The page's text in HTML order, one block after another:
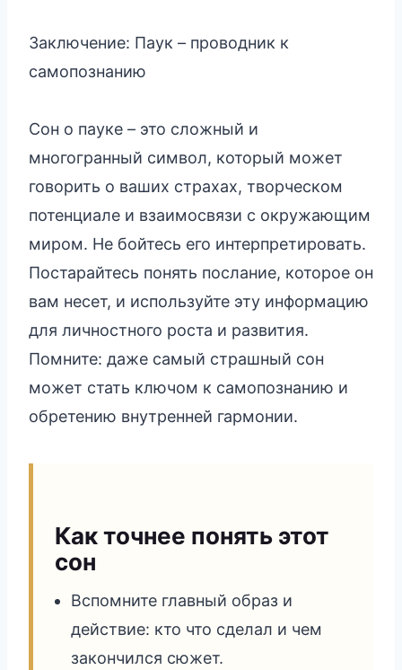
Заключение: Паук – проводник к
самопознанию
Сон о пауке – это сложный и
многогранный символ, который может
говорить о ваших страхах, творческом
потенциале и взаимосвязи с окружающим
миром. Не бойтесь его интерпретировать.
Постарайтесь понять послание, которое он
вам несет, и используйте эту информацию
для личностного роста и развития.
Помните: даже самый страшный сон
может стать ключом к самопознанию и
обретению внутренней гармонии.
Как точнее понять этот
сон
Вспомните главный образ и
действие: кто что сделал и чем
закончился сюжет.